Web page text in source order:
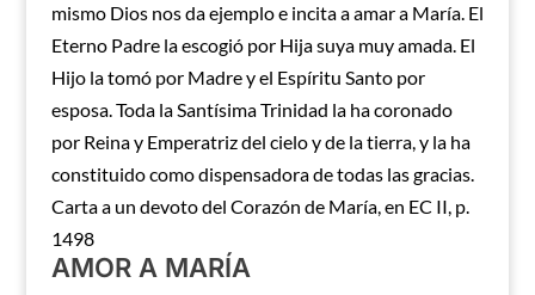
mismo Dios nos da ejemplo e incita a amar a María. El
Eterno Padre la escogió por Hija suya muy amada. El
Hijo la tomó por Madre y el Espíritu Santo por
esposa. Toda la Santísima Trinidad la ha coronado
por Reina y Emperatriz del cielo y de la tierra, y la ha
constituido como dispensadora de todas las gracias.
Carta a un devoto del Corazón de María, en EC II, p.
1498
AMOR A MARÍA